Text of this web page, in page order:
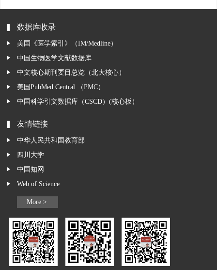
数据库收录
美国《医学索引》（IM/Medline）
中国生物医学文献数据库
中文核心期刊要目总览（北大核心）
美国PubMed Central （PMC）
中国科学引文数据库（CSCD）(核心板）
友情链接
中华人民共和国教育部
四川大学
中国知网
Web of Science
More >